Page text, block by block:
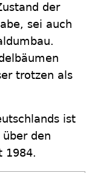
der
sei auch
trotzen als
ist
den
1984.